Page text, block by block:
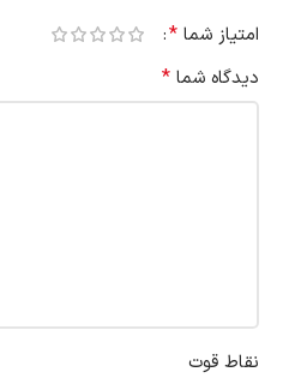
امتیاز شما *
دیدگاه شما *
نقاط قوت